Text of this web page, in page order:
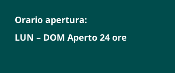
Orario apertura:
LUN – DOM Aperto 24 ore